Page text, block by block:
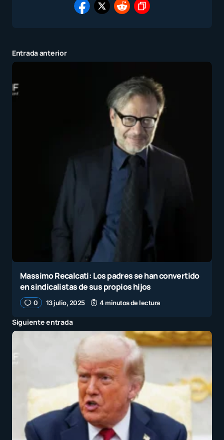
Entrada anterior
Massimo Recalcati: Los padres se han convertido
en sindicalistas de sus propios hijos
0 13 julio, 2025 4 minutos de lectura
Siguiente entrada